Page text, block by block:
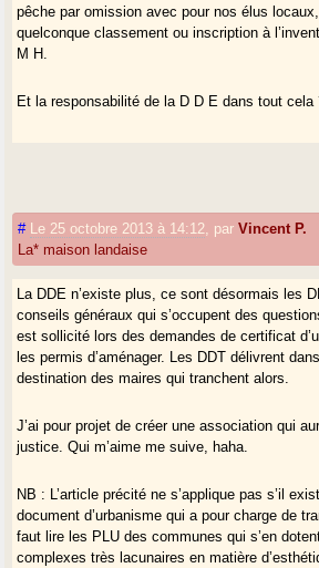
pêche par omission avec pour nos élus
quelconque classement ou inscription à
M H.
Et la responsabilité de la D D E dans tout cela
# Le 25 octobre 2013 à 14:12 parVincent P.
La* maison landaise
La DDE n’existe plus, ce sont désormais les
conseils généraux qui s’occupent des
est sollicité lors des demandes de certificat
les permis d’aménager. Les DDT délivrent
destination des maires qui tranchent alors.
J’ai pour projet de créer une association qui
justice. Qui m’aime me suive, haha.
NB : L’article précité ne s’applique pas s’il
document d’urbanisme qui a pour charge de
faut lire les PLU des communes qui s’en
complexes très lacunaires en matière